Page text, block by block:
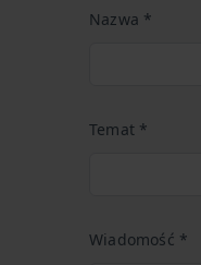
Nazwa *
Temat *
Wiadomość *